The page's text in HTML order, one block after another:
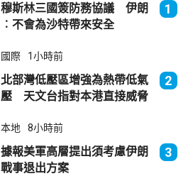
穆斯林三國簽防務協議 伊朗
︰不會為沙特帶來安全
1
國際 1小時前
北部灣低壓區增強為熱帶低氣
壓 天文台指對本港直接威脅
2
本地 8小時前
據報美軍高層提出須考慮伊朗
戰事退出方案
3